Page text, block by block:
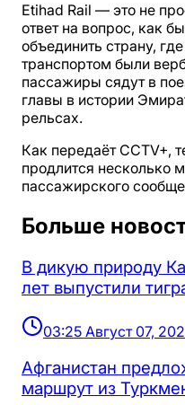
Etihad Rail — это не
ответ на вопрос, как
объединить страну,
транспортом были
пассажиры сядут в
главы в истории
рельсах.
Как передаёт CCTV+,
продлится несколько
пассажирского
Больше
В дикую природу
лет выпустили
03:25 Август 07,
Афганистан
маршрут из